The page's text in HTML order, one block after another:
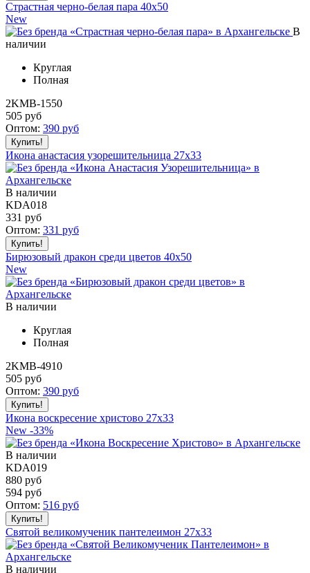
Страстная черно-белая пара 40x50
New
В
наличии
Круглая
Полная
2KMB-1550
505 руб
Оптом: 390 руб
Икона анастасия узорешительница 27x33
В наличии
KDA018
331 руб
Оптом: 331 руб
Бирюзовый дракон среди цветов 40x50
New
В наличии
Круглая
Полная
2KMB-4910
505 руб
Оптом: 390 руб
Икона воскресение христово 27x33
New -33%
В наличии
KDA019
880 руб
594 руб
Оптом: 516 руб
Святой великомученик пантелеимон 27x33
В наличии